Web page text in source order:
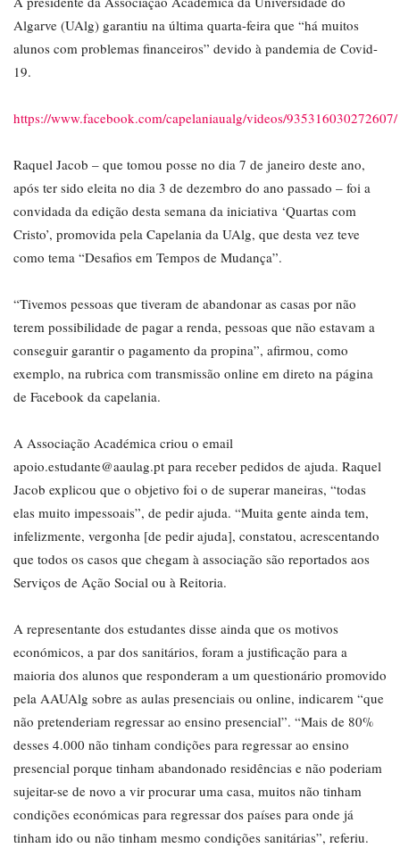
Algarve (UAlg) garantiu na última quarta-feira que “há muitos
alunos com problemas financeiros” devido à pandemia de Covid-
19.
https://www.facebook.com/capelaniaualg/videos/935316030272607/
Raquel Jacob – que tomou posse no dia 7 de janeiro deste ano,
após ter sido eleita no dia 3 de dezembro do ano passado – foi a
convidada da edição desta semana da iniciativa ‘Quartas com
Cristo’, promovida pela Capelania da UAlg, que desta vez teve
como tema “Desafios em Tempos de Mudança”.
“Tivemos pessoas que tiveram de abandonar as casas por não
terem possibilidade de pagar a renda, pessoas que não estavam a
conseguir garantir o pagamento da propina”, afirmou, como
exemplo, na rubrica com transmissão online em direto na página
de Facebook da capelania.
A Associação Académica criou o email
apoio.estudante@aaulag.pt para receber pedidos de ajuda. Raquel
Jacob explicou que o objetivo foi o de superar maneiras, “todas
elas muito impessoais”, de pedir ajuda. “Muita gente ainda tem,
infelizmente, vergonha [de pedir ajuda], constatou, acrescentando
que todos os casos que chegam à associação são reportados aos
Serviços de Ação Social ou à Reitoria.
A representante dos estudantes disse ainda que os motivos
económicos, a par dos sanitários, foram a justificação para a
maioria dos alunos que responderam a um questionário promovido
pela AAUAlg sobre as aulas presenciais ou online, indicarem “que
não pretenderiam regressar ao ensino presencial”. “Mais de 80%
desses 4.000 não tinham condições para regressar ao ensino
presencial porque tinham abandonado residências e não poderiam
sujeitar-se de novo a vir procurar uma casa, muitos não tinham
condições económicas para regressar dos países para onde já
tinham ido ou não tinham mesmo condições sanitárias”, referiu.